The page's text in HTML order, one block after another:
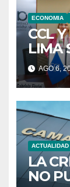
ECONOMIA
CCL
LIMA
AGO 6,
ACTUALIDAD
LA
NO